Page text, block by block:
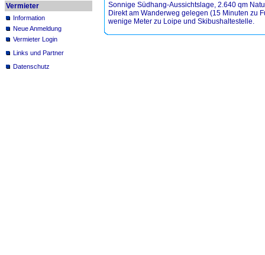
Vermieter
Information
Neue Anmeldung
Vermieter Login
Links und Partner
Datenschutz
Sonnige Südhang-Aussichtslage, 2.640 qm
Direkt am Wanderweg gelegen (15 Minuten zu
wenige Meter zu Loipe und Skibushaltestelle.